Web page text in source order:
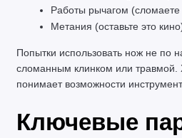
Работы рычагом (сломаете
Метания (оставьте это
Попытки использовать нож не по
сломанным клинком или травмой.
понимает возможности
Ключевые